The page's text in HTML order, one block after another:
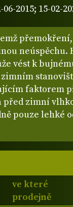
2015; 15-02-
neúspěchu.
vést k
faktorem
zimní
pouze lehké
ve které
prodejně